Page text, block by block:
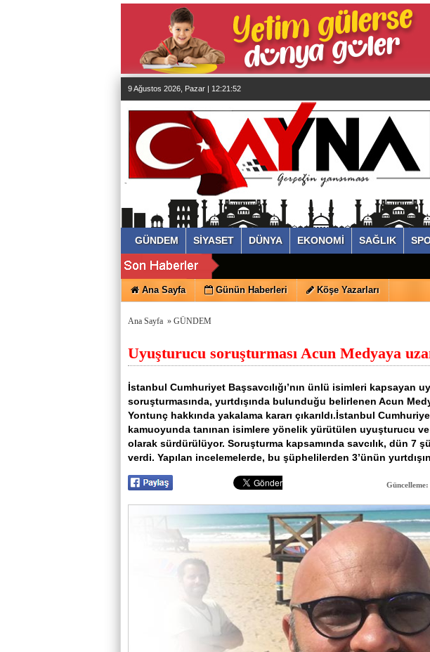
9 Ağustos 2026, Pazar | 12:21:53
GÜNDEM SİYASET DÜNYA EKONOMİ SAĞLIK
Ana Sayfa Günün Haberleri Köşe Yazarları
porno
escort
antalya
escort
bursa
escort
escort
alanya
escort
Genel
şehir
rehberi
Ana Sayfa » GÜNDEM
Uyuşturucu soruşturması Acun Medyaya
İstanbul Cumhuriyet Başsavcılığı’nın ünlü isimleri kapsayan
soruşturmasında, yurtdışında bulunduğu belirlenen Acun
Yontunç hakkında yakalama kararı çıkarıldı.İstanbul
kamuoyunda tanınan isimlere yönelik yürütülen uyuşturucu
olarak sürdürülüyor. Soruşturma kapsamında savcılık, dün 7
verdi. Yapılan incelemelerde, bu şüphelilerden 3’ünün
Güncelleme: